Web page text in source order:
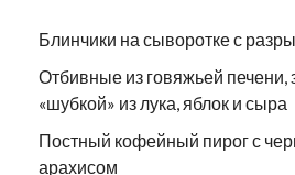
Блинчики на сыворотке с
Отбивные из говяжьей печени,
«шубкой» из лука, яблок и сыра
Постный кофейный пирог с
арахисом